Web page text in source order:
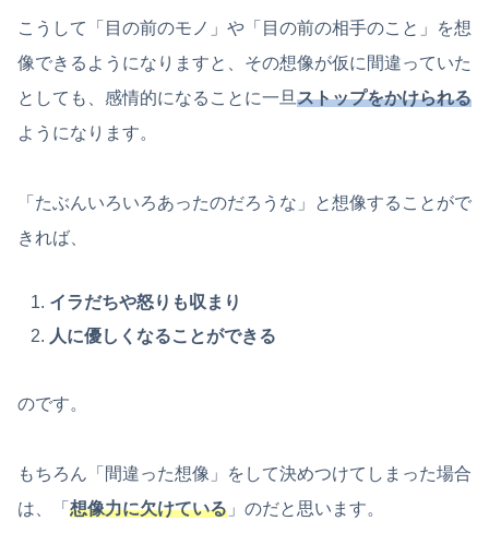
こうして「目の前のモノ」や「目の前の相手のこと」を想
像できるようになりますと、その想像が仮に間違っていた
としても、感情的になることに一旦ストップをかけられる
ようになります。
「たぶんいろいろあったのだろうな」と想像することがで
きれば、
イラだちや怒りも収まり
人に優しくなることができる
のです。
もちろん「間違った想像」をして決めつけてしまった場合
は、「 想像力に欠けている 」のだと思います。